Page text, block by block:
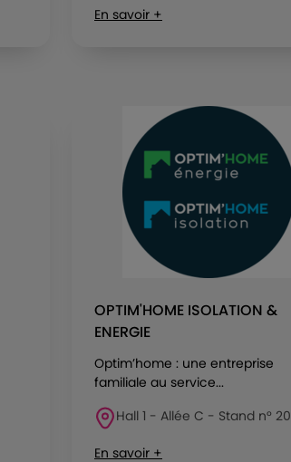
En savoir +
OPTIM'HOME ISOLATION &
ENERGIE
Optim’home : une entreprise
familiale au service...
Hall 1 - Allée C - Stand n°
En savoir +